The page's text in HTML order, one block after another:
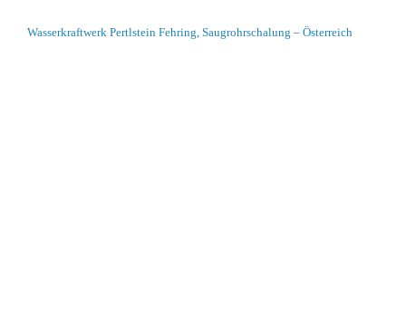
Wasserkraftwerk Pertlstein Fehring, Saugrohrschalung – Österreich